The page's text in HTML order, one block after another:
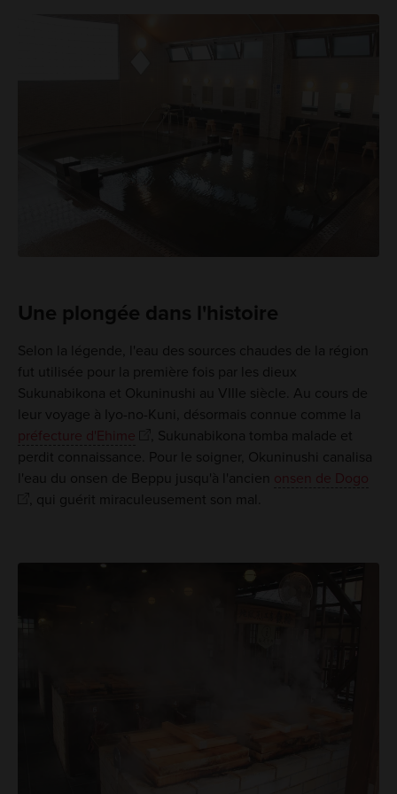
Une plongée dans l'histoire
Selon la légende, l'eau des sources chaudes de la région
fut utilisée pour la première fois par les dieux
Sukunabikona et Okuninushi au VIIIe siècle. Au cours de
leur voyage à Iyo-no-Kuni, désormais connue comme la
préfecture d'Ehime
, Sukunabikona tomba malade et
perdit connaissance. Pour le soigner, Okuninushi canalisa
l'eau du onsen de Beppu jusqu'à l'ancien onsen de Dogo
, qui guérit miraculeusement son mal.